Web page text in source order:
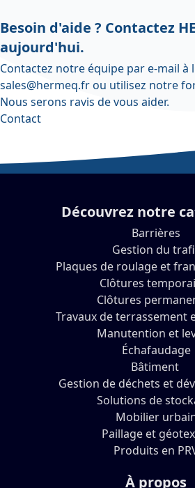
Besoin d'aide ? Contactez
aujourd'hui.
Contactez notre équipe par e-mail à
sales@hermeq.frou utilisez notre
Nous serons ravis de vous aider.
Contact
Découvrez notre
Barrières
Gestion du
Plaques de roulage et
Clôtures
Clôtures
Travaux de terrassement
Manutention et
Échafaudage
Bâtiment
Gestion de déchets et
Solutions de
Mobilier
Paillage et
Produits en
À propos